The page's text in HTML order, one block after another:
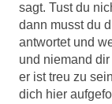
sagt. Tust du
dann musst du
antwortet und
und niemand
er ist treu zu
dich hier